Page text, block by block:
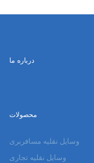
درباره ما
محصولات
وسایل نقلیه مسافربری
وسایل نقلیه تجاری